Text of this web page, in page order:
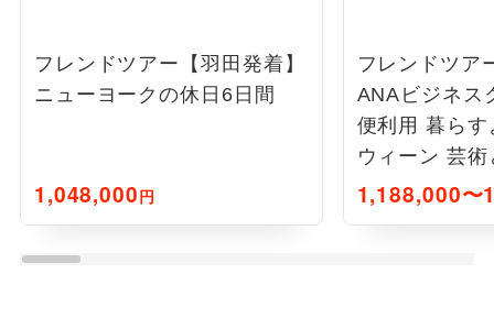
フレンドツアー【羽田発着】
ニューヨークの休日6日間
1,048,000円
フレンドツア
ANAビジネス
便利用 暮ら
ウィーン 芸
1,188,000〜